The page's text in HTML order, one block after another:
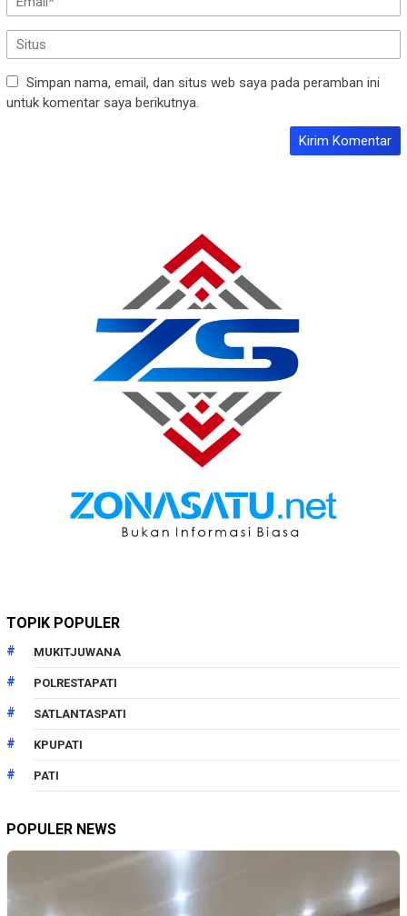
Simpan nama, email, dan situs web saya pada peramban ini
untuk komentar saya berikutnya.
TOPIK POPULER
MUKITJUWANA
POLRESTAPATI
SATLANTASPATI
KPUPATI
PATI
POPULER NEWS